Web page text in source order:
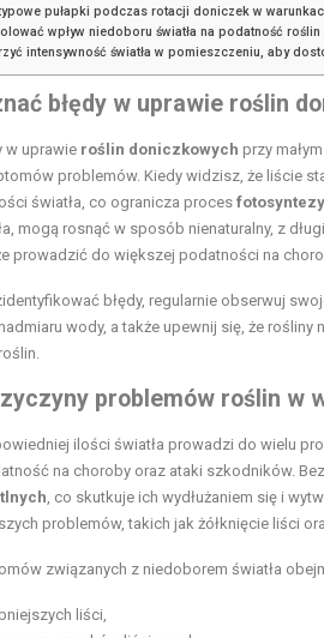
pułapki podczas rotacji doniczek w
wpływ niedoboru światła na podatność
intensywność światła w pomieszczeniu, aby
błędy w uprawie roślin
w uprawie roślin doniczkowych przy
problemów. Kiedy widzisz, że liście
światła, co ogranicza proces fotosyntezy
mogą rosnąć w sposób nienaturalny, z
prowadzić do większej podatności na
błędy, regularnie obserwuj
wody, a także upewnij się, że
problemów roślin w
ilości światła prowadzi do wielu
na choroby oraz ataki szkodników.
, co skutkuje ich wydłużaniem się i
problemów, takich jak żółknięcie liści
związanych z niedoborem światła
liści,